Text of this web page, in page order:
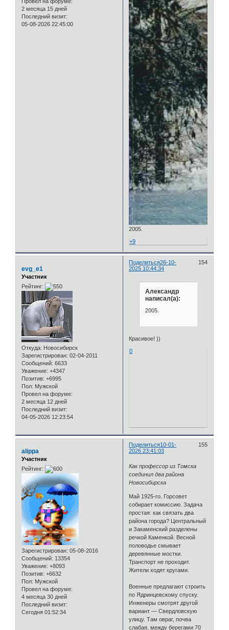
2 месяца 15 дней
Последний визит:
05-08-2026 22:45:00
2005.
+9
Поделиться 154
26-10-
2025 10:44:34
evg_e1
Участник
Рейтинг:
Откуда: Новосибирск
Зарегистрирован: 02-04-2011
Сообщений: 6633
Уважение: +4347
Позитив: +6995
Пол: Мужской
Провел на форуме:
2 месяца 12 дней
Последний визит:
04-05-2026 12:23:54
Александр
написал(а):
2005.
Красивое! ))
0
Поделиться 155
10-01-
2026 23:41:03
alippa
Участник
Рейтинг:
Зарегистрирован: 05-08-2016
Сообщений: 13354
Уважение: +8093
Позитив: +6632
Пол: Мужской
Провел на форуме:
4 месяца 30 дней
Последний визит:
Сегодня 01:52:34
Как профессор из Томска
соединил два района
Новосибирска
Май 1925-го. Горсовет
собирает комиссию. Задача
простая: как связать два
района города? Центральный
и Закаменский разделены
речкой Каменкой. Весной
половодье смывает
деревянные мостки.
Транспорт не проходит.
Жители ходят кругами.
Военные предлагают строить
по Ядринцевскому спуску.
Инженеры смотрят другой
вариант — Свердловскую
улицу. Там овраг, почва
слабая, между берегами 70